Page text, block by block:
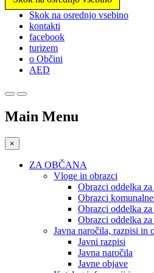
Prosimo,
upoštevajte:
spletno
mesto
vključuje
sistem
Pritisnite
F11,
prilagodite
spletno
slabovidnim,
Skok na osrednjo vsebino
kontakti
facebook
turizem
o Občini
AED
Main Menu
×
ZA OBČANA
Vloge in obrazci
Obrazci oddelka
Obrazci
Obrazci oddelka
Obrazci oddelka
Javna naročila, razpisi in
Javni razpisi
Javna naročila
Javne objave